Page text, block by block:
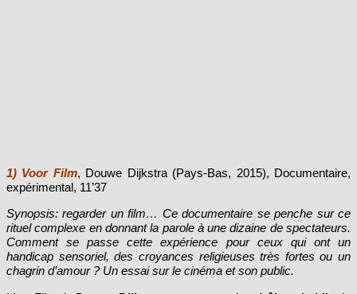
1) Voor Film, Douwe Dijkstra (Pays-Bas, 2015), Documentaire,
expérimental, 11’37
Synopsis: regarder un film… Ce documentaire se penche sur ce
rituel complexe en donnant la parole à une dizaine de spectateurs.
Comment se passe cette expérience pour ceux qui ont un
handicap sensoriel, des croyances religieuses très fortes ou un
chagrin d’amour ? Un essai sur le cinéma et son public.